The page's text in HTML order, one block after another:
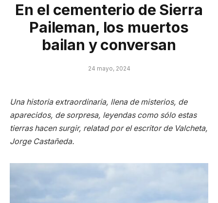
En el cementerio de Sierra
Paileman, los muertos
bailan y conversan
24 mayo, 2024
Una historia extraordinaria, llena de misterios, de
aparecidos, de sorpresa, leyendas como sólo estas
tierras hacen surgir, relatad por el escritor de Valcheta,
Jorge Castañeda.